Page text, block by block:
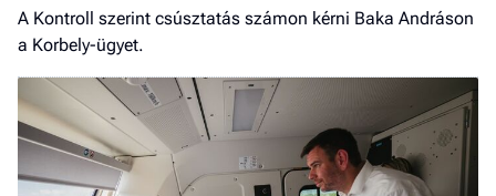
A Kontroll szerint csúsztatás számon kérni Baka Andráson
a Korbely-ügyet.